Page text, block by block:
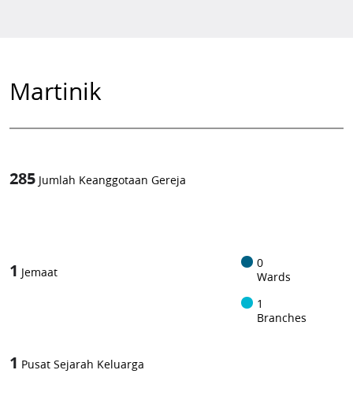
Martinik
285 Jumlah Keanggotaan Gereja
1 Jemaat
0
Wards
1
Branches
1 Pusat Sejarah Keluarga